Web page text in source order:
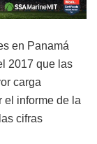
en Panamá
2017 que las
carga
el informe de la
cifras